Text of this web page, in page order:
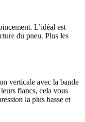
L’idéal est
du pneu. Plus les
verticale avec la bande
flancs, cela vous
la plus basse et